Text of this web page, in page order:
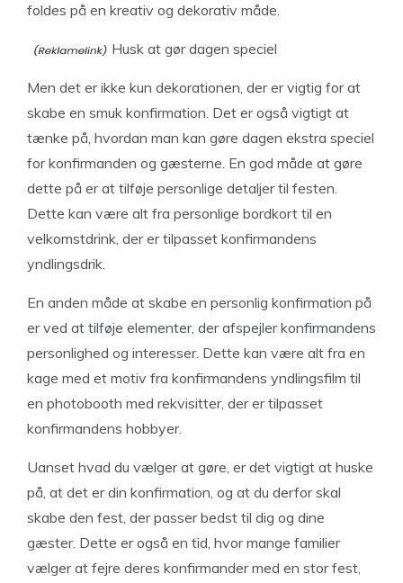
foldes på en kreativ og dekorativ måde.
Husk at gør dagen speciel
Men det er ikke kun dekorationen, der er vigtig for at
skabe en smuk konfirmation. Det er også vigtigt at
tænke på, hvordan man kan gøre dagen ekstra speciel
for konfirmanden og gæsterne. En god måde at gøre
dette på er at tilføje personlige detaljer til festen.
Dette kan være alt fra personlige bordkort til en
velkomstdrink, der er tilpasset konfirmandens
yndlingsdrik.
En anden måde at skabe en personlig konfirmation på
er ved at tilføje elementer, der afspejler konfirmandens
personlighed og interesser. Dette kan være alt fra en
kage med et motiv fra konfirmandens yndlingsfilm til
en photobooth med rekvisitter, der er tilpasset
konfirmandens hobbyer.
Uanset hvad du vælger at gøre, er det vigtigt at huske
på, at det er din konfirmation, og at du derfor skal
skabe den fest, der passer bedst til dig og dine
gæster. Dette er også en tid, hvor mange familier
vælger at fejre deres konfirmander med en stor fest,